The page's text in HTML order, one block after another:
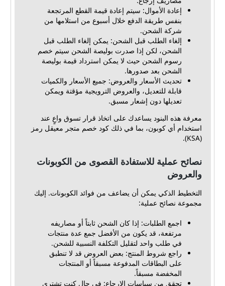
إعادة الأموال: سيتم إعادة قيمة القطع المرتجعة
بنفس طريقة الدفع خلال أسبوع من استلامها من
شركة الشحن.
إلغاء الطلب قبل الشحن: يمكن إلغاء الطلب قبل
الشحن، لكن إذا صدرت بوليصة الشحن سيتم خصم
رسوم الشحن حيث لا يمكن استرداد قيمة بوليصة
الشحن بعد صدورها.
تحديث الأسعار والعروض: جميع الأسعار والكميات
قابلة للتعديل، والعروض الترويجية مؤقتة ويمكن
تعديلها دون إشعار مسبق.
معرفة هذه البنود يساعدك على اتخاذ قرار تسوق واعٍ عند
استخدام أي كوبون، بما في ذلك كود خصم متجر معيقل رمز
(KSA).
نصائح عملية للاستفادة القصوى من الكوبونات
والعروض
التخطيط الذكي يمكن أن يضاعف من فوائد الكوبونات. إليك
مجموعة نصائح عملية:
اجمع الطلبات: إذا كان الشحن ثابتاً أو مصاريفه
مرتفعة، قد يكون من الأفضل جمع عدة منتجات
في طلب واحد لتقليل التكلفة النسبية للشحن.
راجع شروط المنتج: بعض العروض قد لا تنطبق
على البطاقات المدفوعة مسبقاً أو المنتجات
المخفضة مسبقاً.
تحقق من سياسات الإرجاع: في حال كنت تشتري